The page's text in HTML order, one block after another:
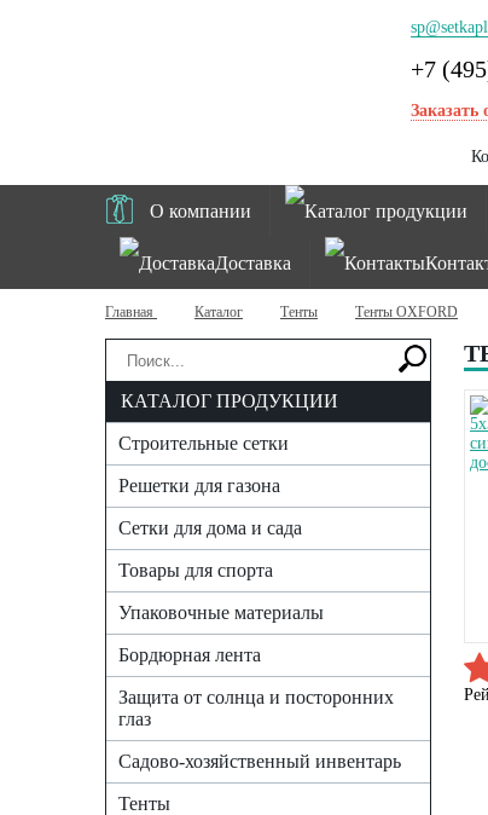
+7
Заказать
О компании Каталог продукции
Доставка
Главная Каталог Тенты Тенты OXFORD
КАТАЛОГ ПРОДУКЦИИ
Строительные сетки
Решетки для газона
Сетки для дома и сада
Товары для спорта
Упаковочные материалы
Бордюрная лента
Защита от солнца и посторонних
глаз
Садово-хозяйственный инвентарь
Тенты